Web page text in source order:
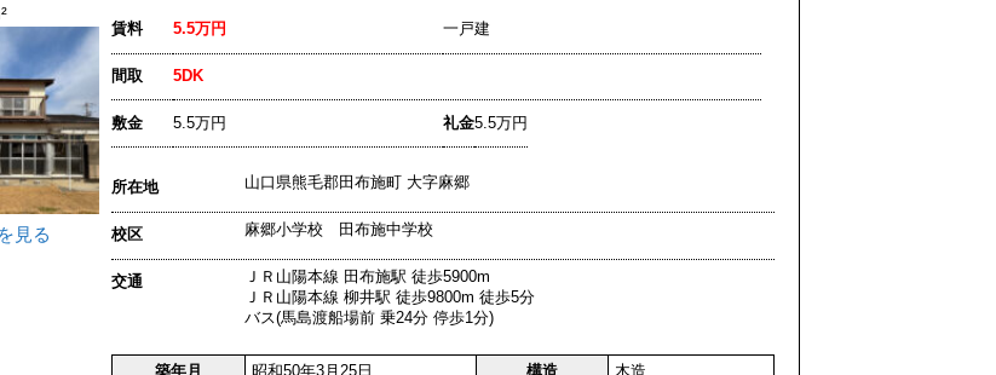
見る
賃料 5.5万円 一戸建
間取 5DK
敷金 5.5万円 礼金5.5万円
所在地 山口県熊毛郡田布施町 大字麻郷
校区 麻郷小学校 田布施中学校
交通
ＪＲ山陽本線 田布施駅 徒歩5900m
ＪＲ山陽本線 柳井駅 徒歩9800m 徒歩5分
バス(馬島渡船場前 乗24分 停歩1分)
築年月 昭和50年3月25日 構造
木造